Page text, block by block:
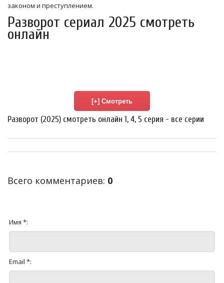
законом и преступлением.
Разворот сериал 2025 смотреть
онлайн
Разворот (2025) смотреть онлайн 1, 4, 5 серия - все серии
Всего комментариев: 0
Имя *:
Email *: